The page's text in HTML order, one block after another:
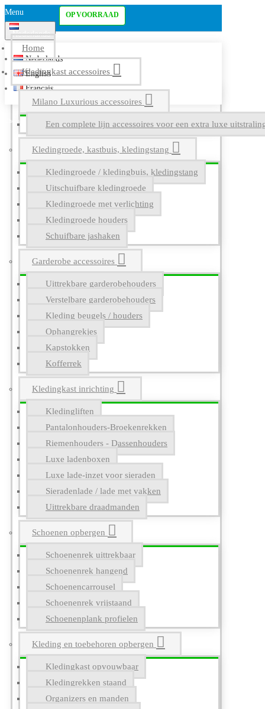
Menu
Nederlands
Nederlands
English
Français
Home
Kledingkast accessoires
Milano Luxurious accessoires
Een complete lijn accessoires voor een extra luxe
Kledingroede, kastbuis, kledingstang
Kledingroede / kledingbuis, kledingstang
Uitschuifbare kledingroede
Kledingroede met verlichting
Kledingroede houders
Schuifbare jashaken
Garderobe accessoires
Uittrekbare garderobehouders
Verstelbare garderobehouders
Kleding beugels / houders
Ophangrekjes
Kapstokken
Kofferrek
Kledingkast inrichting
Kledingliften
Pantalonhouders-Broekenrekken
Riemenhouders - Dassenhouders
Luxe ladenboxen
Luxe lade-inzet voor sieraden
Sieradenlade / lade met vakken
Uittrekbare draadmanden
Schoenen opbergen
Schoenenrek uittrekbaar
Schoenenrek hangend
Schoenencarrousel
Schoenenrek vrijstaand
Schoenenplank profielen
Kleding en toebehoren opbergen
Kledingkast opvouwbaar
Kledingrekken staand
Organizers en manden
OP VOORRAAD